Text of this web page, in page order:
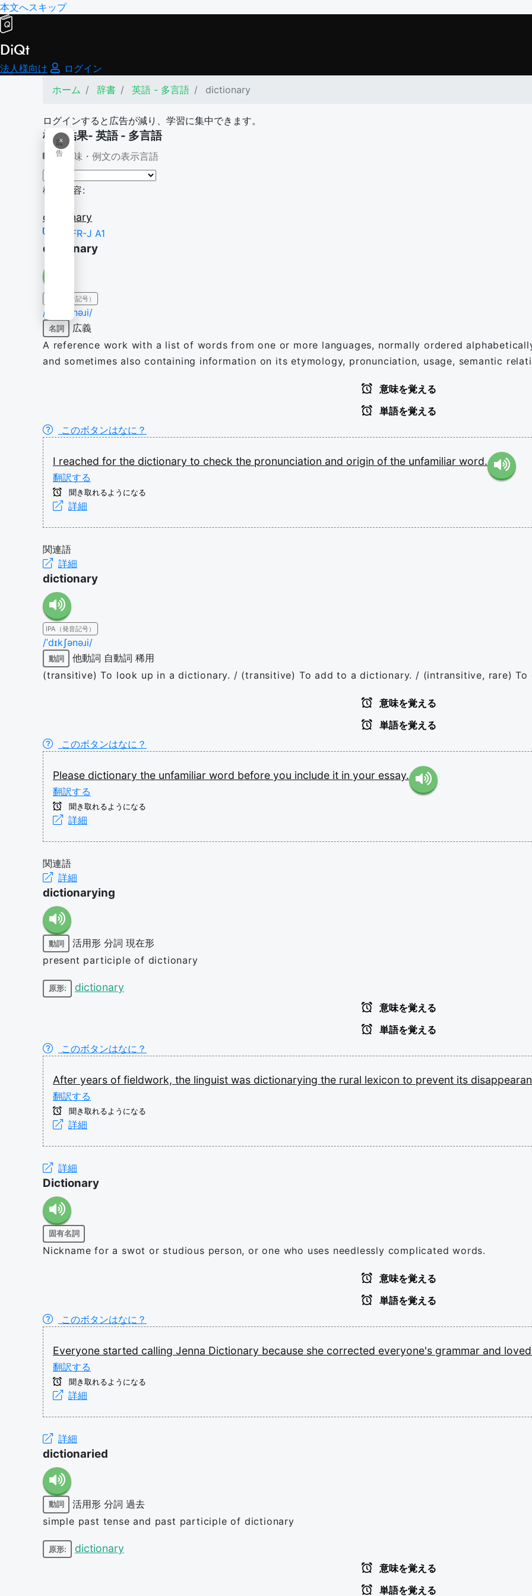
本文へスキップ
DiQt
法人様向け
ログイン
ホーム
辞書 英語 - 多言語 dictionary
ログインすると広告が減り、学習に集中できます。
×
広
告
検索結果- 英語 - 多言語
意味・例文の表示言語
検索内容:
dictionary
CEFR-J A1
dictionary
IPA（発音記号）
/ˈdɪkʃənəɹi/
名詞
広義
A reference work with a list of words from one or more languages, normally ordered
and sometimes also containing information on its etymology, pronunciation, usage, semantic
意味を覚える
単語を覚える
このボタンはなに？
I reached for the dictionary to check the pronunciation and origin of the unfamiliar word.
翻訳する
聞き取れるようになる
詳細
関連語
詳細
dictionary
IPA（発音記号）
/ˈdɪkʃənəɹi/
動詞 他動詞 自動詞 稀用
(transitive) To look up in a dictionary. / (transitive) To add to a dictionary. / (intransitive, rare) To
意味を覚える
単語を覚える
このボタンはなに？
Please dictionary the unfamiliar word before you include it in your essay.
翻訳する
聞き取れるようになる
詳細
関連語
詳細
dictionarying
動詞 活用形 分詞 現在形
present participle of dictionary
原形: dictionary
意味を覚える
単語を覚える
このボタンはなに？
After years of fieldwork, the linguist was dictionarying the rural lexicon to prevent its
翻訳する
聞き取れるようになる
詳細
詳細
Dictionary
固有名詞
Nickname for a swot or studious person, or one who uses needlessly complicated words.
意味を覚える
単語を覚える
このボタンはなに？
Everyone started calling Jenna Dictionary because she corrected everyone's grammar and
翻訳する
聞き取れるようになる
詳細
詳細
dictionaried
動詞 活用形 分詞 過去
simple past tense and past participle of dictionary
原形: dictionary
意味を覚える
単語を覚える